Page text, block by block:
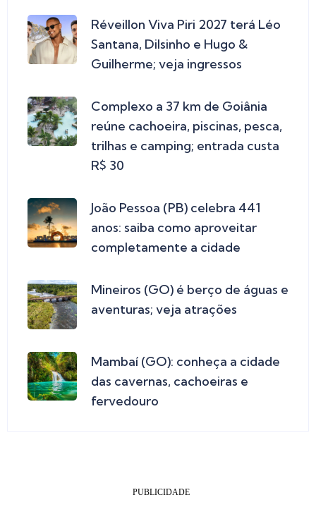
Réveillon Viva Piri 2027 terá Léo
Santana, Dilsinho e Hugo &
Guilherme; veja ingressos
Complexo a 37 km de Goiânia
reúne cachoeira, piscinas, pesca,
trilhas e camping; entrada custa
R$ 30
João Pessoa (PB) celebra 441
anos: saiba como aproveitar
completamente a cidade
Mineiros (GO) é berço de águas e
aventuras; veja atrações
Mambaí (GO): conheça a cidade
das cavernas, cachoeiras e
fervedouro